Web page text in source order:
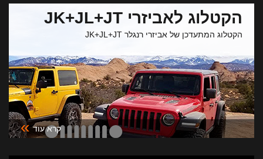
הקטלוג לאביזרי JK+JL+JT
הקטלוג המתעדכן של אביזרי רנגלר JK+JL+JT
קרא עוד »